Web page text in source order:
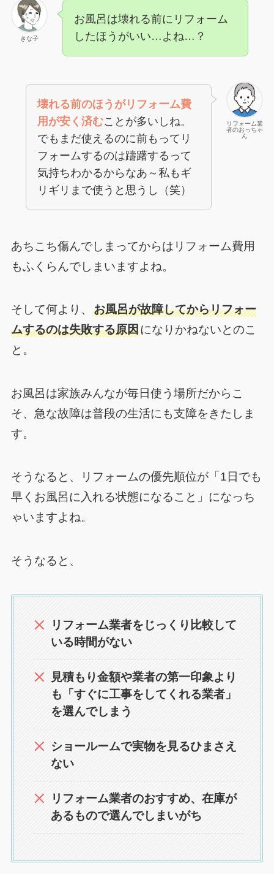
きな子
お風呂は壊れる前にリフォーム
したほうがいい…よね…？
リフォーム業
者のおっちゃ
ん
壊れる前のほうがリフォーム費
用が安く済むことが多いしね。
でもまだ使えるのに前もってリ
フォームするのは躊躇するって
気持ちわかるからなあ～私もギ
リギリまで使うと思うし（笑）
あちこち傷んでしまってからはリフォーム費用
もふくらんでしまいますよね。
そして何より、 お風呂が故障してからリフォー
ムするのは失敗する原因になりかねないとのこ
と。
お風呂は家族みんなが毎日使う場所だからこ
そ、急な故障は普段の生活にも支障をきたしま
す。
そうなると、リフォームの優先順位が「1日でも
早くお風呂に入れる状態になること」になっち
ゃいますよね。
そうなると、
リフォーム業者をじっくり比較して
いる時間がない
見積もり金額や業者の第一印象より
も「すぐに工事をしてくれる業者」
を選んでしまう
ショールームで実物を見るひまさえ
ない
リフォーム業者のおすすめ、在庫が
あるもので選んでしまいがち